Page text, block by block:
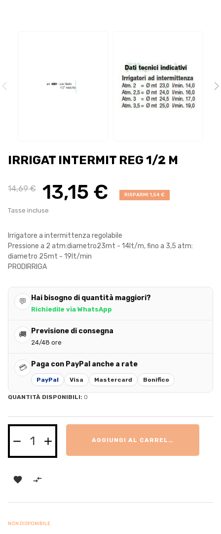
IRRIGAT INTERMIT REG 1/2 M
14,69 € 13,15 € RISPARMI 1,54 €
Tasse incluse
Irrigatore a intermittenza regolabile
Pressione a 2 atm:diametro23mt - 14lt/m, fino a 3,5 atm:
diametro 25mt - 19lt/min
PRODIRRIGA
💬 Hai bisogno di quantità maggiori?
Richiedile via WhatsApp
🚚 Previsione di consegna
24/48 ore
💳 Paga con PayPal anche a rate
PayPal Visa Mastercard Bonifico
QUANTITÀ DISPONIBILI: 0
AGGIUNGI AL CARRELLO
 
NON DISPONIBILE